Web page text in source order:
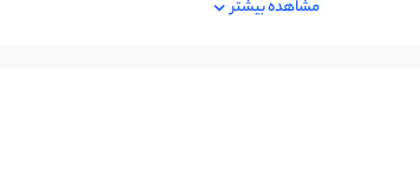
مشاهده بیشتر